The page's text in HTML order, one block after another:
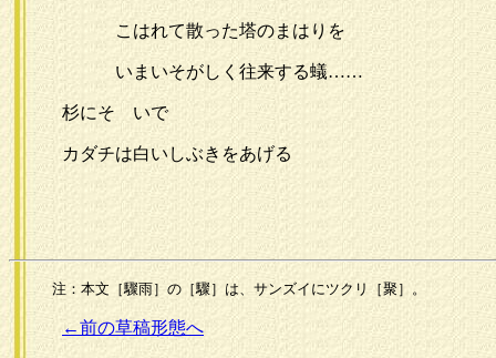
こはれて散った塔のまはりを
いまいそがしく往来する蟻……
杉にそゝいで
カダチは白いしぶきをあげる
注：本文［驟雨］の［驟］は、サンズイにツクリ［聚］。
←前の草稿形態へ